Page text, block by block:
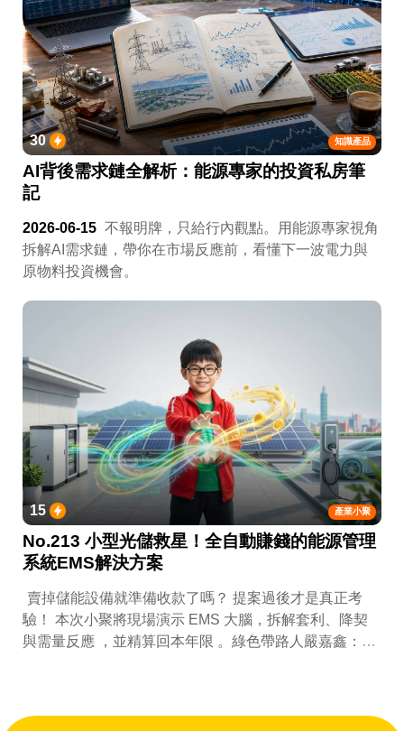
知識產品
30
AI背後需求鏈全解析：能源專家的投資私房筆
記
2026-06-15 不報明牌，只給行內觀點。用能源專家視角
拆解AI需求鏈，帶你在市場反應前，看懂下一波電力與
原物料投資機會。
產業小聚
15
No.213 小型光儲救星！全自動賺錢的能源管理
系統EMS解決方案
賣掉儲能設備就準備收款了嗎？ 提案過後才是真正考
驗！ 本次小聚將現場演示 EMS 大腦，拆解套利、降契
與需量反應 ，並精算回本年限 。綠色帶路人嚴嘉鑫：